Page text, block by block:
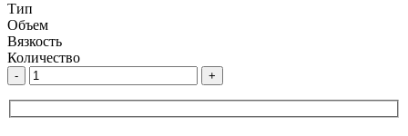
Тип
Объем
Вязкость
Количество
- +